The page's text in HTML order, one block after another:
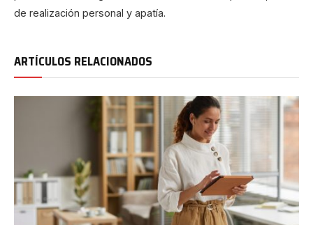
de realización personal y apatía.
ARTÍCULOS RELACIONADOS